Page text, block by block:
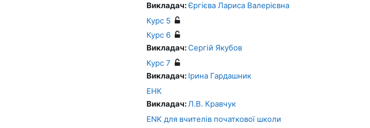
Викладач:Єргієва Лариса Валерієвна
Курс 5
Курс 6
Викладач: Сергій Якубов
Курс 7
Викладач: Ірина Гардашник
ЕНК
Викладач:Л.В. Кравчук
ENK для вчителів початкової школи